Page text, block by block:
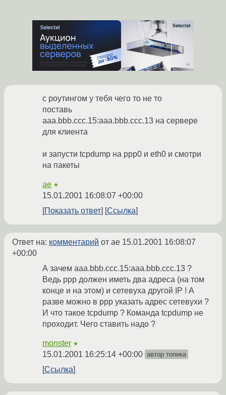
с роутингом у тебя чего то не то
поставь
aaa.bbb.ccc.15:aaa.bbb.ccc.13 на сервере
для клиента
и запусти tcpdump на ppp0 и eth0 и смотри
на пакеты
ae ★
15.01.2001 16:08:07 +00:00
Показать ответ
Ссылка
Ответ на: комментарий от ae 15.01.2001 16:08:07
+00:00
А зачем aaa.bbb.ccc.15:aaa.bbb.ccc.13 ?
Ведь ppp должен иметь два адреса (на том
конце и на этом) и сетевуха другой IP ! А
разве можно в ppp указать адрес сетевухи ?
И что такое tcpdump ? Команда tcpdump не
проходит. Чего ставить надо ?
monster ★
15.01.2001 16:25:14 +00:00 автор топика
Ссылка